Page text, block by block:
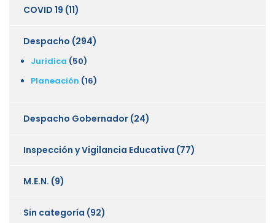
COVID 19 (11)
Despacho (294)
Juridica (50)
Planeación (16)
Despacho Gobernador (24)
Inspección y Vigilancia Educativa (77)
M.E.N. (9)
Sin categoría (92)